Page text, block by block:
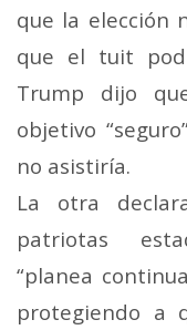
que la elección
que el tuit
Trump dijo
objetivo
no asistiría.
La otra
patriotas
“planea
protegiendo a